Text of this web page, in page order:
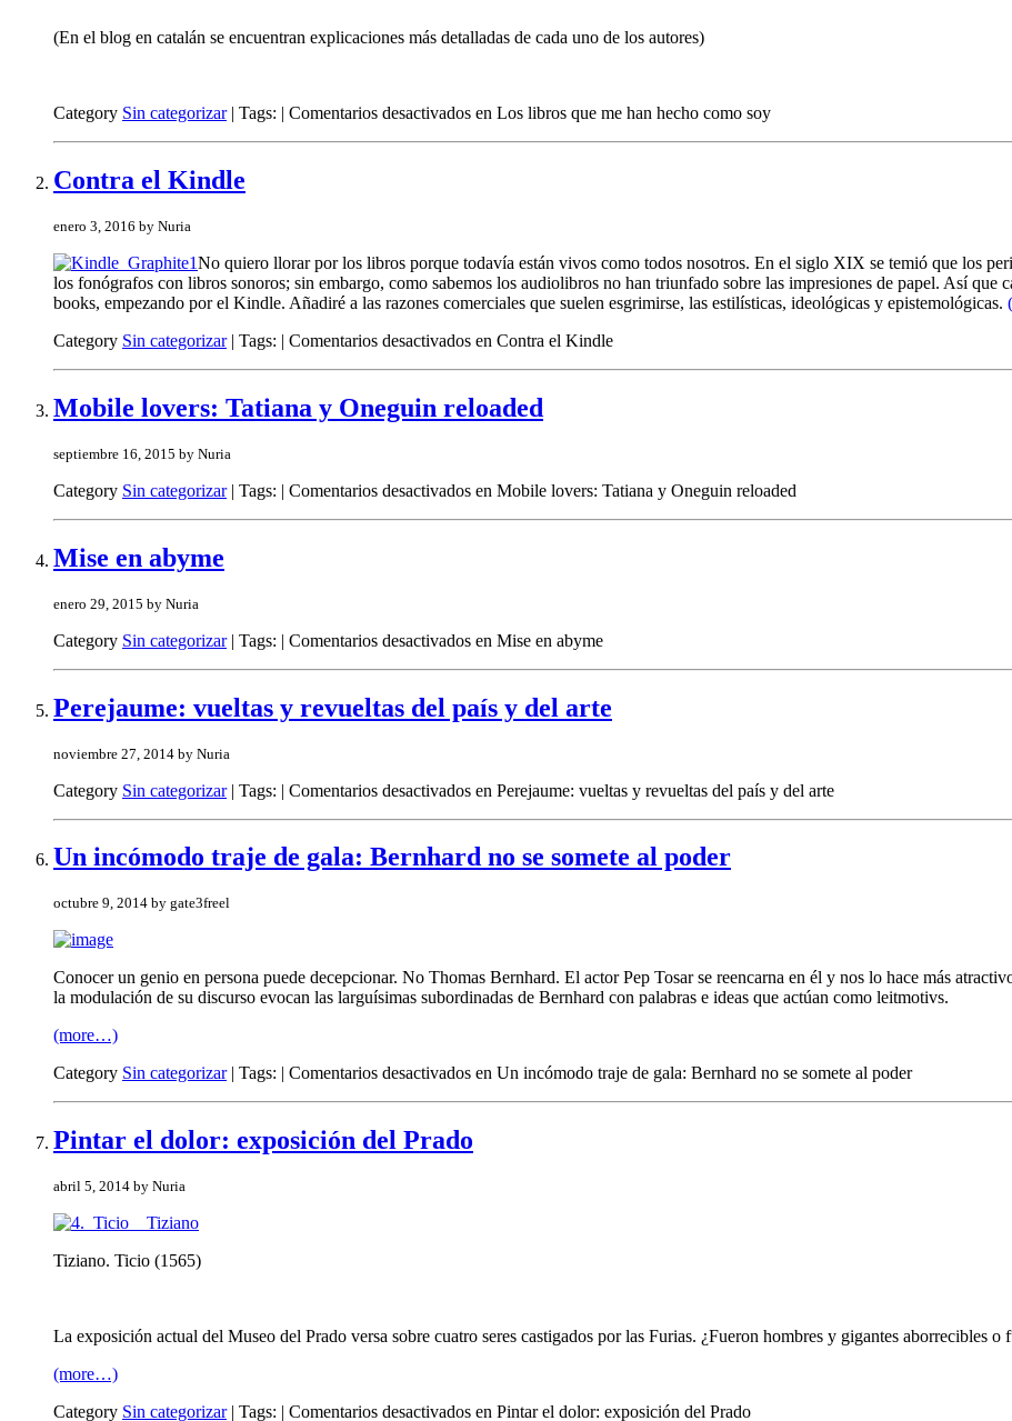
(En el blog en catalán se encuentran explicaciones más detalladas de cada uno de los autores)
Category Sin categorizar| Tags: | Comentarios desactivados en Los libros que me han hecho como soy
Contra el Kindle
enero 3, 2016 by Nuria
No quiero llorar por los libros porque todavía están vivos como todos nosotros. En el siglo XIX se temió que los
los fonógrafos con libros sonoros; sin embargo, como sabemos los audiolibros no han triunfado sobre las impresiones de papel. Así que
books, empezando por el Kindle. Añadiré a las razones comerciales que suelen esgrimirse, las estilísticas, ideológicas y epistemológicas.
Category Sin categorizar| Tags: | Comentarios desactivados en Contra el Kindle
Mobile lovers: Tatiana y Oneguin reloaded
septiembre 16, 2015 by Nuria
Category Sin categorizar| Tags: | Comentarios desactivados en Mobile lovers: Tatiana y Oneguin reloaded
Mise en abyme
enero 29, 2015 by Nuria
Category Sin categorizar| Tags: | Comentarios desactivados en Mise en abyme
Perejaume: vueltas y revueltas del país y del arte
noviembre 27, 2014 by Nuria
Category Sin categorizar| Tags: | Comentarios desactivados en Perejaume: vueltas y revueltas del país y del arte
Un incómodo traje de gala: Bernhard no se somete al poder
octubre 9, 2014 by gate3freel
Conocer un genio en persona puede decepcionar. No Thomas Bernhard. El actor Pep Tosar se reencarna en él y nos lo hace más
la modulación de su discurso evocan las larguísimas subordinadas de Bernhard con palabras e ideas que actúan como leitmotivs.
(more…)
Category Sin categorizar| Tags: | Comentarios desactivados en Un incómodo traje de gala: Bernhard no se somete al poder
Pintar el dolor: exposición del Prado
abril 5, 2014 by Nuria
Tiziano. Ticio (1565)
La exposición actual del Museo del Prado versa sobre cuatro seres castigados por las Furias. ¿Fueron hombres y gigantes aborrecibles
(more…)
Category Sin categorizar| Tags: | Comentarios desactivados en Pintar el dolor: exposición del Prado